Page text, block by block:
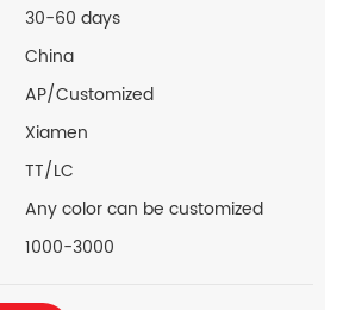
30-60 days
China
AP/Customized
Xiamen
TT/LC
Any color can be customized
1000-3000